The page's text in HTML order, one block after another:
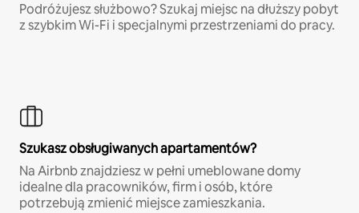
Podróżujesz służbowo? Szukaj miejsc na dłuższy pobyt
z szybkim Wi-Fi i specjalnymi przestrzeniami do pracy.
Szukasz obsługiwanych apartamentów?
Na Airbnb znajdziesz w pełni umeblowane domy
idealne dla pracowników, firm i osób, które
potrzebują zmienić miejsce zamieszkania.